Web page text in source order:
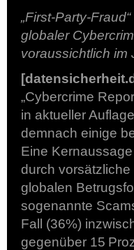
„First-Party-
globaler
voraussichtlich im
„Cybercrime
in aktueller
demnach einige
Eine
durch
globalen
sogenannte
Fall (36%)
gegenüber 15